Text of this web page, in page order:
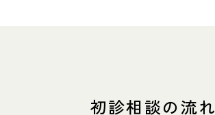
初診相談の流れ